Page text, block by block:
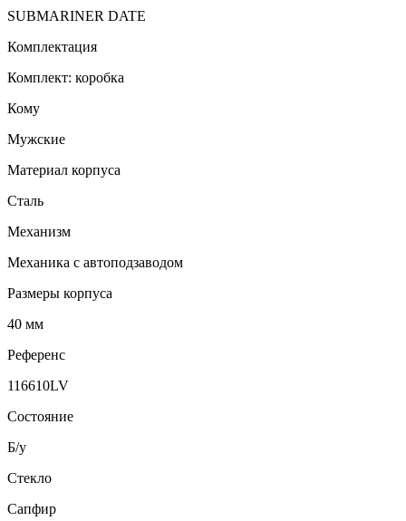
SUBMARINER DATE
Комплектация
Комплект: коробка
Кому
Мужские
Материал корпуса
Сталь
Механизм
Механика с автоподзаводом
Размеры корпуса
40 мм
Референс
116610LV
Состояние
Б/у
Стекло
Сапфир